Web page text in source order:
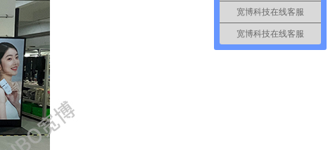
宽博科技在线客服
宽博科技在线客服